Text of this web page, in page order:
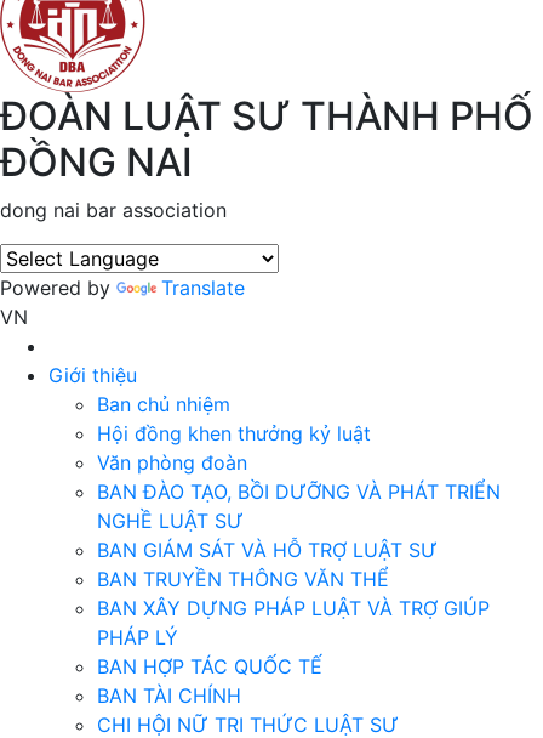
ĐOÀN LUẬT SƯ THÀNH PHỐ
ĐỒNG NAI
dong nai bar association
Powered by
Translate
VN
Giới thiệu
Ban chủ nhiệm
Hội đồng khen thưởng kỷ luật
Văn phòng đoàn
BAN ĐÀO TẠO, BỒI DƯỠNG VÀ PHÁT TRIỂN
NGHỀ LUẬT SƯ
BAN GIÁM SÁT VÀ HỖ TRỢ LUẬT SƯ
BAN TRUYỀN THÔNG VĂN THỂ
BAN XÂY DỰNG PHÁP LUẬT VÀ TRỢ GIÚP
PHÁP LÝ
BAN HỢP TÁC QUỐC TẾ
BAN TÀI CHÍNH
CHI HỘI NỮ TRI THỨC LUẬT SƯ